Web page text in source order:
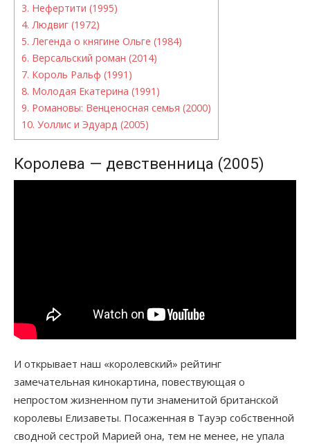
3. Нефертити (1995)
4. Людвиг (1972)
5. Легенда о княгине Ольге (1984)
6. Версальский роман (2014)
7. Король Ральф (1991)
8. Молодая Екатерина (1991)
9. Романовы: Венценосная семья (2000)
10. Уоллис и Эдуард (2005)
Королева — девственница (2005)
И открывает наш «королевский» рейтинг
замечательная кинокартина, повествующая о
непростом жизненном пути знаменитой британской
королевы Елизаветы. Посаженная в Тауэр собственной
сводной сестрой Марией она, тем не менее, не упала